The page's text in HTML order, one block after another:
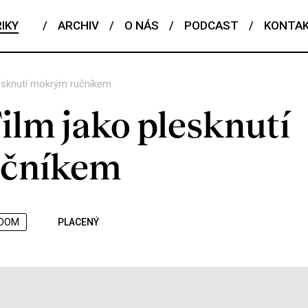
/ ARCHIV / O NÁS / PODCAST /
mokrým ručníkem
jako plesknutí
PLACENÝ